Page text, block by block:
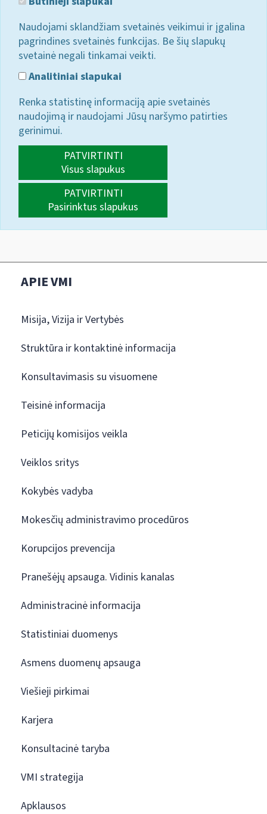
Naudojami sklandžiam svetainės veikimui ir įgalina
pagrindines svetainės funkcijas. Be šių slapukų
svetainė negali tinkamai veikti.
Analitiniai slapukai
Renka statistinę informaciją apie svetainės
naudojimą ir naudojami Jūsų naršymo patirties
gerinimui.
PATVIRTINTI
Visus slapukus
PATVIRTINTI
Pasirinktus slapukus
APIE VMI
Misija, Vizija ir Vertybės
Struktūra ir kontaktinė informacija
Konsultavimasis su visuomene
Teisinė informacija
Peticijų komisijos veikla
Veiklos sritys
Kokybės vadyba
Mokesčių administravimo procedūros
Korupcijos prevencija
Pranešėjų apsauga. Vidinis kanalas
Administracinė informacija
Statistiniai duomenys
Asmens duomenų apsauga
Viešieji pirkimai
Karjera
Konsultacinė taryba
VMI strategija
Apklausos